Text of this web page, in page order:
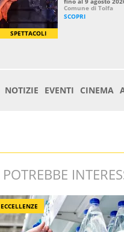
POTREBBE
ECCELLENZE